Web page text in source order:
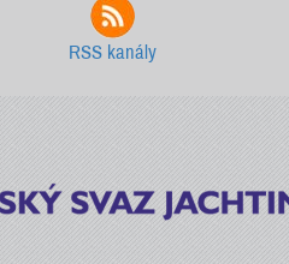
RSS kanály